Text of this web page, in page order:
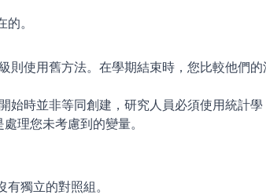
。
則使用舊方法。在學期結束時，您比較他們的
始時並非等同創建，研究人員必須使用統計學
理您未考慮到的變量。
獨立的對照組。